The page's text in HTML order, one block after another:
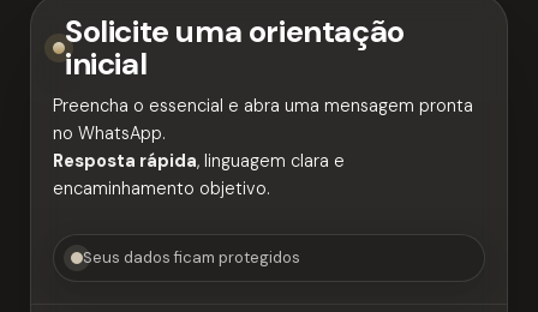
Solicite uma orientação
inicial
Preencha o essencial e abra uma mensagem pronta
no WhatsApp.
Resposta rápida, linguagem clara e
encaminhamento objetivo.
Seus dados ficam protegidos